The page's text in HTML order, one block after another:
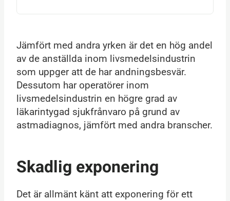
Jämfört med andra yrken är det en hög andel
av de anställda inom livsmedelsindustrin
som uppger att de har andningsbesvär.
Dessutom har operatörer inom
livsmedelsindustrin en högre grad av
läkarintygad sjukfrånvaro på grund av
astmadiagnos, jämfört med andra branscher.
Skadlig exponering
Det är allmänt känt att exponering för ett